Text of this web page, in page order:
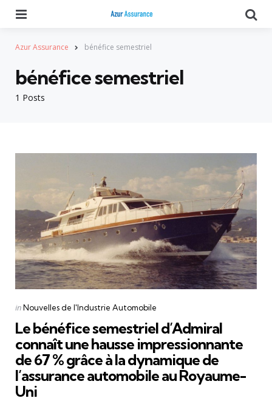
Azur Assurance bénéfice semestriel
1 Posts
bénéfice semestriel
Categories
Posted
inNouvelles de l'Industrie Automobile
Le bénéfice semestriel d’Admiral
connaît une hausse impressionnante
de 67 % grâce à la dynamique de
l’assurance automobile au Royaume-
Uni